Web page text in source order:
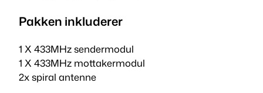
0
a
n
t
Pakken inkluderer
1 X 433MHz sendermodul
1 X 433MHz mottakermodul
2x spiral antenne